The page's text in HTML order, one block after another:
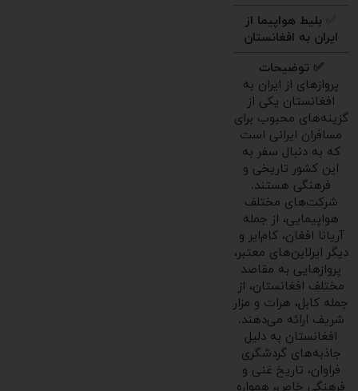
بلیط هواپیما از
ایران به افغانستان
✅ توضیحات
پروازهای از ایران به
افغانستان یکی از
گزینه‌های محبوب برای
مسافران ایرانی است
که به دنبال سفر به
این کشور تاریخی و
فرهنگی هستند.
شرکت‌های مختلف
هواپیمایی، از جمله
آریانا افغان، کام‌ایر و
دیگر ایرلاین‌های معتبر،
پروازهایی به مقاصد
مختلف افغانستان، از
جمله کابل، هرات و مزار
شریف ارائه می‌دهند.
افغانستان به دلیل
جاذبه‌های گردشگری
فراوان، تاریخ غنی و
فرهنگی خاص، همواره